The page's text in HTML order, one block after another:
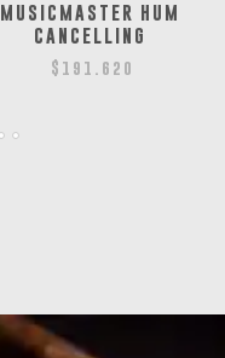
MUSICMASTER HUM
CANCELLING
$ 191.620